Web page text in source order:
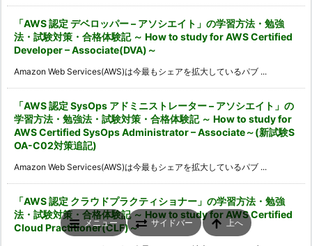
「AWS 認定 デベロッパー – アソシエイト」の学習方法・勉強
法・試験対策・合格体験記 ～ How to study for AWS Certified
Developer – Associate(DVA)～
Amazon Web Services(AWS)は今最もシェアを拡大しているパブ ...
「AWS 認定 SysOps アドミニストレーター – アソシエイト」の
学習方法・勉強法・試験対策・合格体験記 ～ How to study for
AWS Certified SysOps Administrator – Associate～(新試験S
OA-C02対策追記)
Amazon Web Services(AWS)は今最もシェアを拡大しているパブ ...
「AWS 認定 クラウドプラクティショナー」の学習方法・勉強
法・試験対策・合格体験記 ～ How to study for AWS Certified
Cloud Practitioner(CLF)～
メニュー サイドバー 上へ